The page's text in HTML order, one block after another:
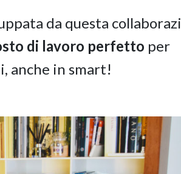
da questa
di lavoro perfetto per
anche in smart!